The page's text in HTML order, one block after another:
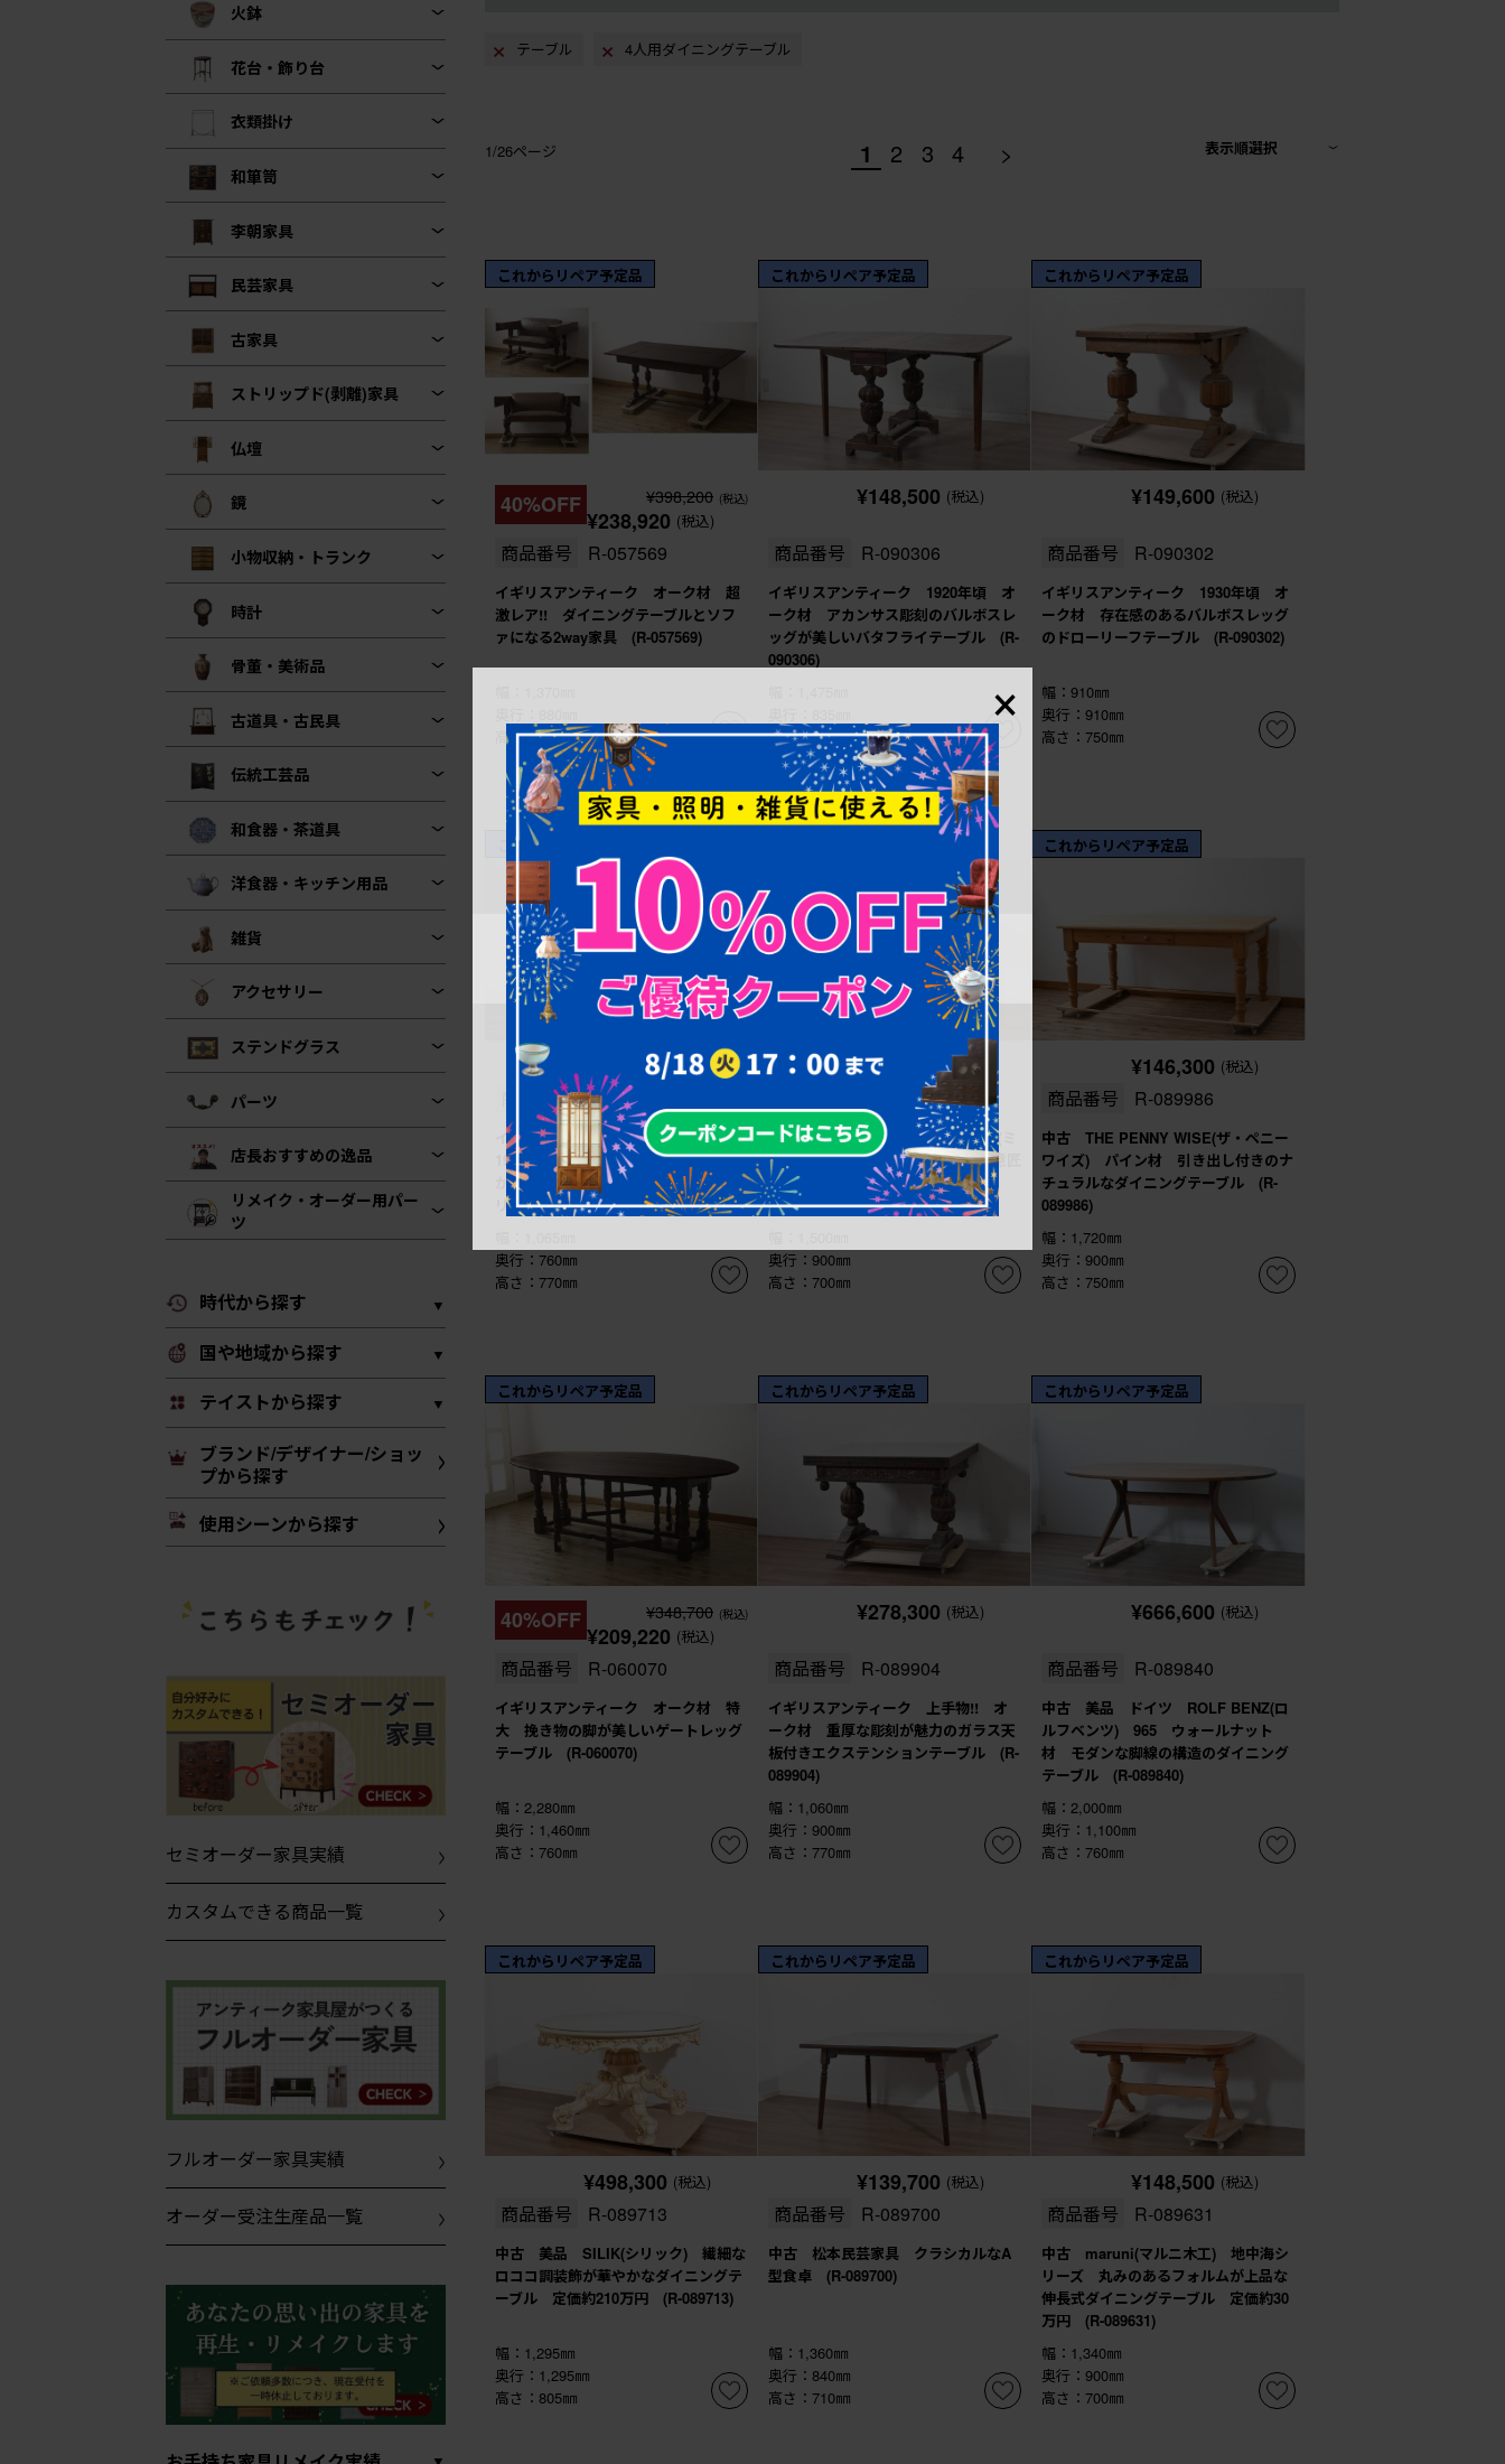
火鉢
花台・飾り台
衣類掛け
和箪笥
李朝家具
民芸家具
古家具
ストリップド(剥離)家具
仏壇
鏡
小物収納・トランク
時計
骨董・美術品
古道具・古民具
伝統工芸品
和食器・茶道具
洋食器・キッチン用品
雑貨
アクセサリー
ステンドグラス
パーツ
店長おすすめの逸品
リメイク・オーダー用パー
ツ
時代から探す
国や地域から探す
テイストから探す
ブランド/デザイナー/ショッ
プから探す
使用シーンから探す
セミオーダー家具実績
カスタムできる商品一覧
フルオーダー家具実績
オーダー受注生産品一覧
テーブル 4人用ダイニングテーブル
1/26ページ 表示順選択
1 2 3 4 >
これからリペア予定品
40%OFF ¥398,200 (税込)
¥238,920 (税込)
商品番号 R-057569
イギリスアンティーク オーク材 超
激レア!! ダイニングテーブルとソフ
ァになる2way家具 (R-057569)
高さ：820㎜
これからリペア予定品
¥148,500 (税込)
商品番号 R-090306
イギリスアンティーク 1920年頃 オ
ーク材 アカンサス彫刻のバルボスレ
ッグが美しいバタフライテーブル (R-
090306)
高さ：735㎜
これからリペア予定品
¥149,600 (税込)
商品番号 R-090302
イギリスアンティーク 1930年頃 オ
ーク材 存在感のあるバルボスレッグ
のドローリーフテーブル (R-090302)
幅：910㎜
奥行：910㎜
高さ：750㎜
これからリペア予定品
¥124,300 (税込)
商品番号 R-090301
イギリスヴィンテージ 1950年から
1960年頃 オーク材 バルボスレッグ
が印象的なシンプルデザインのドロー
リーフテーブル (R-090301)
奥行：760㎜
高さ：770㎜
¥99,000 (税込)
R-090154
中古 KOSUGA(コスガ) MILANO(ミ
ラノ)シリーズ 2208 天板の象嵌意匠
がアクセントのダイニングテーブル
(R-090154)
奥行：900㎜
高さ：700㎜
これからリペア予定品
¥146,300 (税込)
商品番号 R-089986
中古 THE PENNY WISE(ザ・ペニー
ワイズ) パイン材 引き出し付きのナ
チュラルなダイニングテーブル (R-
089986)
幅：1,720㎜
奥行：900㎜
高さ：750㎜
これからリペア予定品
40%OFF ¥348,700 (税込)
¥209,220 (税込)
商品番号 R-060070
イギリスアンティーク オーク材 特
大 挽き物の脚が美しいゲートレッグ
テーブル (R-060070)
幅：2,280㎜
奥行：1,460㎜
高さ：760㎜
これからリペア予定品
¥278,300 (税込)
商品番号 R-089904
イギリスアンティーク 上手物!! オ
ーク材 重厚な彫刻が魅力のガラス天
板付きエクステンションテーブル (R-
089904)
幅：1,060㎜
奥行：900㎜
高さ：770㎜
これからリペア予定品
¥666,600 (税込)
商品番号 R-089840
中古 美品 ドイツ ROLF BENZ(ロ
ルフベンツ) 965 ウォールナット
材 モダンな脚線の構造のダイニング
テーブル (R-089840)
幅：2,000㎜
奥行：1,100㎜
高さ：760㎜
これからリペア予定品
¥498,300 (税込)
商品番号 R-089713
中古 美品 SILIK(シリック) 繊細な
ロココ調装飾が華やかなダイニングテ
ーブル 定価約210万円 (R-089713)
幅：1,295㎜
奥行：1,295㎜
高さ：805㎜
これからリペア予定品
¥139,700 (税込)
商品番号 R-089700
中古 松本民芸家具 クラシカルなA
型食卓 (R-089700)
幅：1,360㎜
奥行：840㎜
高さ：710㎜
これからリペア予定品
¥148,500 (税込)
商品番号 R-089631
中古 maruni(マルニ木工) 地中海シ
リーズ 丸みのあるフォルムが上品な
伸長式ダイニングテーブル 定価約30
万円 (R-089631)
幅：1,340㎜
奥行：900㎜
高さ：700㎜
×